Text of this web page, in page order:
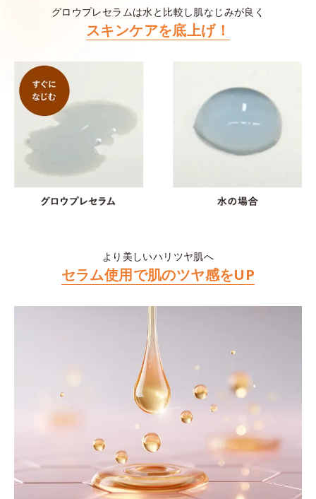
グロウプレセラムは水と比較し肌なじみが良く
スキンケアを底上げ！
より美しいハリツヤ肌へ
セラム使用で肌のツヤ感をUP